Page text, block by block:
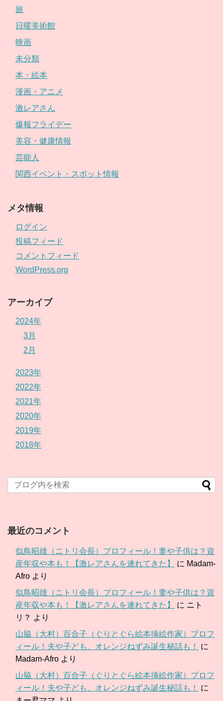
旅
日曜美術館
映画
未分類
本・絵本
漫画・アニメ
激レアさん
爆報フライデー
美容・健康情報
芸能人
関西イベント・スポット情報
メタ情報
ログイン
投稿フィード
コメントフィード
WordPress.org
アーカイブ
2024年
3月
2月
2023年
2022年
2021年
2020年
2019年
2018年
最近のコメント
似鳥昭雄（ニトリ会長）プロフィール！妻や子供は？資
産年収や本も！【激レアさんを連れてきた】
に Madam-
Afro より
似鳥昭雄（ニトリ会長）プロフィール！妻や子供は？資
産年収や本も！【激レアさんを連れてきた】
に ニト
リ？ より
山脇（大村）百合子（ぐりとぐら絵本挿絵作家）プロフ
ィール！夫や子ども、オレンジねずみ誕生秘話も！
に
Madam-Afro より
山脇（大村）百合子（ぐりとぐら絵本挿絵作家）プロフ
ィール！夫や子ども、オレンジねずみ誕生秘話も！
に